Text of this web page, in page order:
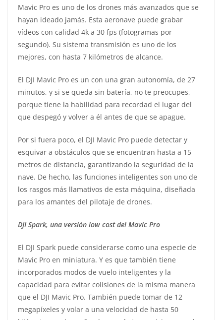
Mavic Pro es uno de los drones más avanzados que se
hayan ideado jamás. Esta aeronave puede grabar
vídeos con calidad 4k a 30 fps (fotogramas por
segundo). Su sistema transmisión es uno de los
mejores, con hasta 7 kilómetros de alcance.
El DJI Mavic Pro es un con una gran autonomía, de 27
minutos, y si se queda sin batería, no te preocupes,
porque tiene la habilidad para recordad el lugar del
que despegó y volver a él antes de que se apague.
Por si fuera poco, el DJI Mavic Pro puede detectar y
esquivar a obstáculos que se encuentran hasta a 15
metros de distancia, garantizando la seguridad de la
nave. De hecho, las funciones inteligentes son uno de
los rasgos más llamativos de esta máquina, diseñada
para los amantes del pilotaje de drones.
DJI Spark, una versión low cost del Mavic Pro
El DJI Spark puede considerarse como una especie de
Mavic Pro en miniatura. Y es que también tiene
incorporados modos de vuelo inteligentes y la
capacidad para evitar colisiones de la misma manera
que el DJI Mavic Pro. También puede tomar de 12
megapíxeles y volar a una velocidad de hasta 50